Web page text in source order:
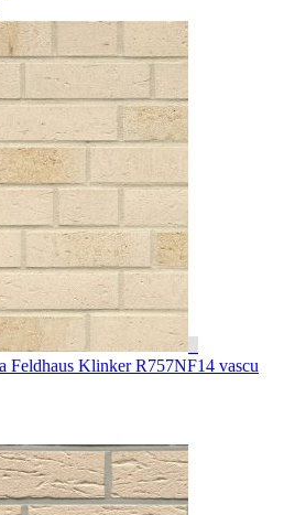
Feldhaus Klinker R757NF14 vascu